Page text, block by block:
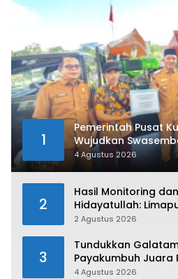
1
Pemerintah Pusat
Wujudkan
Pangan di
4 Agustus 2026
2
Hasil Monitoring
Hidayatullah:
Kirimkan Atlet
2 Agustus 2026
3
Tundukkan
Payakumbuh Juara
Payakumbuh 2026
4 Agustus 2026